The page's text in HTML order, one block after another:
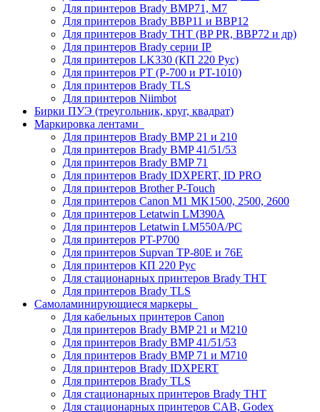
Для принтеров Brady BMP71, M7
Для принтеров Brady BBP11 и BBP12
Для принтеров Brady THT (BP PR, BBP72 и др)
Для принтеров Brady серии IP
Для принтеров LK330 (КП 220 Рус)
Для принтеров PT (P-700 и PT-1010)
Для принтеров Brady TLS
Для принтеров Niimbot
Бирки ПУЭ (треугольник, круг, квадрат)
Маркировка лентами
Для принтеров Brady BMP 21 и 210
Для принтеров Brady BMP 41/51/53
Для принтеров Brady BMP 71
Для принтеров Brady IDXPERT, ID PRO
Для принтеров Brother P-Touch
Для принтеров Canon M1 MK1500, 2500, 2600
Для принтеров Letatwin LM390A
Для принтеров Letatwin LM550A/PC
Для принтеров PT-P700
Для принтеров Supvan TP-80E и 76E
Для принтеров КП 220 Рус
Для стационарных принтеров Brady THT
Для принтеров Brady TLS
Самоламинирующиеся маркеры
Для кабельных принтеров Canon
Для принтеров Brady BMP 21 и M210
Для принтеров Brady BMP 41/51/53
Для принтеров Brady BMP 71 и M710
Для принтеров Brady IDXPERT
Для принтеров Brady TLS
Для стационарных принтеров Brady THT
Для стационарных принтеров CAB, Godex